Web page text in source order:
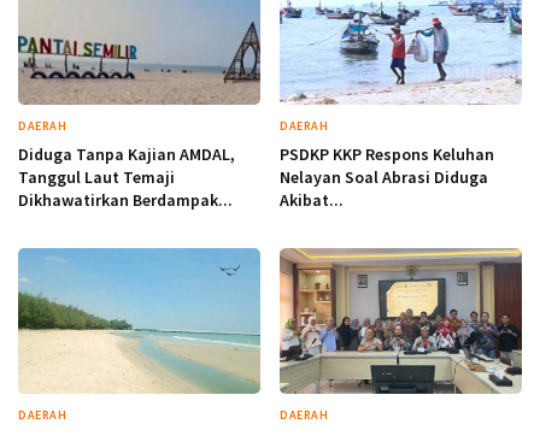
DAERAH
Diduga Tanpa Kajian AMDAL,
Tanggul Laut Temaji
Dikhawatirkan Berdampak...
DAERAH
PSDKP KKP Respons Keluhan
Nelayan Soal Abrasi Diduga
Akibat...
DAERAH DAERAH